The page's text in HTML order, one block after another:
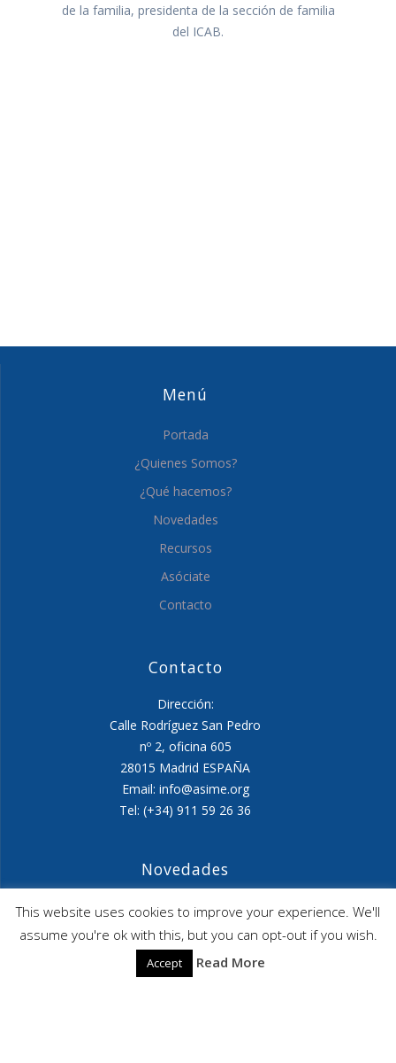
de la familia, presidenta de la sección de familia
del ICAB.
Menú
Portada
¿Quienes Somos?
¿Qué hacemos?
Novedades
Recursos
Asóciate
Contacto
Contacto
Dirección:
Calle Rodríguez San Pedro
nº 2, oficina 605
28015 Madrid ESPAÑA
Email: info@asime.org
Tel: (+34) 911 59 26 36
Novedades
Agenda ASIME-Ultimo trimestre 2026
ASIME celebrará en diciembre una nueva edición de
sus jornadas
This website uses cookies to improve your experience. We'll
assume you're ok with this, but you can opt-out if you wish.
Accept Read More